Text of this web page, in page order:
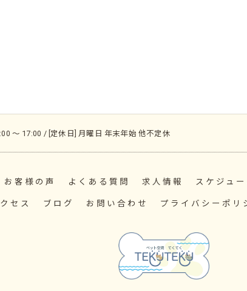
〜 17:00 / [定休日] 月曜日 年末年始 他不定休
お客様の声 よくある質問 求人情報 スケジュー
セス ブログ お問い合わせ プライバシーポリ